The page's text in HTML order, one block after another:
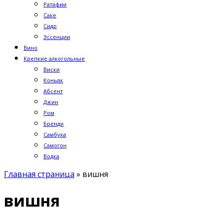
Ратафии
Саке
Сидр
Эссенции
Вино
Крепкие алкогольные
Виски
Коньяк
Абсент
Джин
Ром
Бренди
Самбука
Самогон
Водка
Главная страница » вишня
вишня